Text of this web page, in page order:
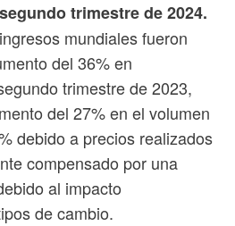
trimestre de 2024.
mundiales fueron
del 36% en
trimestre de 2023,
del 27% en el volumen
debido a precios realizados
compensado por una
al impacto
de cambio.